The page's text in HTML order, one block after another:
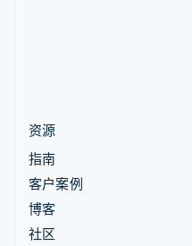
资源
指南
客户案例
博客
社区